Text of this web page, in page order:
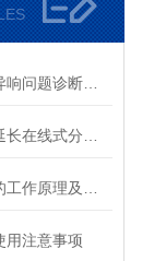
用注意事项